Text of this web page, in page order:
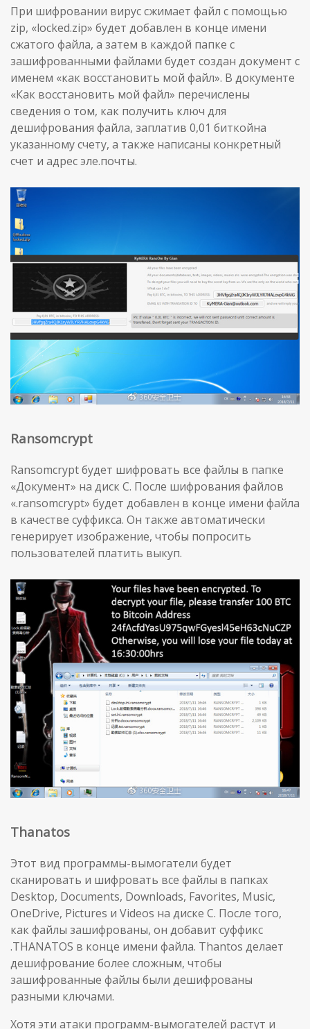
При шифровании вирус сжимает файл с помощью
zip, «locked.zip» будет добавлен в конце имени
сжатого файла, а затем в каждой папке с
зашифрованными файлами будет создан документ с
именем «как восстановить мой файл». В документе
«Как восстановить мой файл» перечислены
сведения о том, как получить ключ для
дешифрования файла, заплатив 0,01 биткойна
указанному счету, а также написаны конкретный
счет и адрес эле.почты.
Ransomcrypt
Ransomcrypt будет шифровать все файлы в папке
«Документ» на диск С. После шифрования файлов
«.ransomcrypt» будет добавлен в конце имени файла
в качестве суффикса. Он также автоматически
генерирует изображение, чтобы попросить
пользователей платить выкуп.
Thanatos
Этот вид программы-вымогатели будет
сканировать и шифровать все файлы в папках
Desktop, Documents, Downloads, Favorites, Music,
OneDrive, Pictures и Videos на диске C. После того,
как файлы зашифрованы, он добавит суффикс
.THANATOS в конце имени файла. Thantos делает
дешифрование более сложным, чтобы
зашифрованные файлы были дешифрованы
разными ключами.
Хотя эти атаки программ-вымогателей растут и